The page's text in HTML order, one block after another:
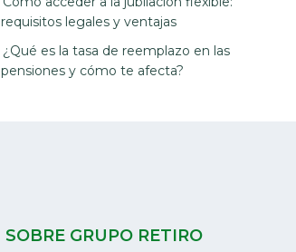
requisitos legales y ventajas
¿Qué es la tasa de reemplazo en las
pensiones y cómo te afecta?
SOBRE GRUPO RETIRO